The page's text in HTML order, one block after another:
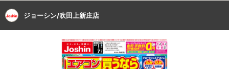
ジョーシン/吹田上新庄店